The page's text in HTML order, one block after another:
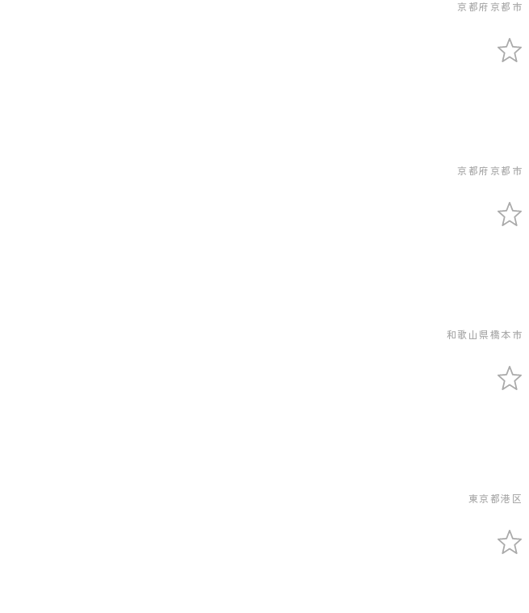
京都府京都市
京都府京都市
和歌山県橋本市
東京都港区